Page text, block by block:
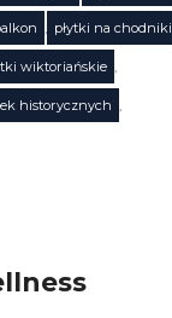
, płytki na chodniki
wiktoriańskie ,
historycznych ,